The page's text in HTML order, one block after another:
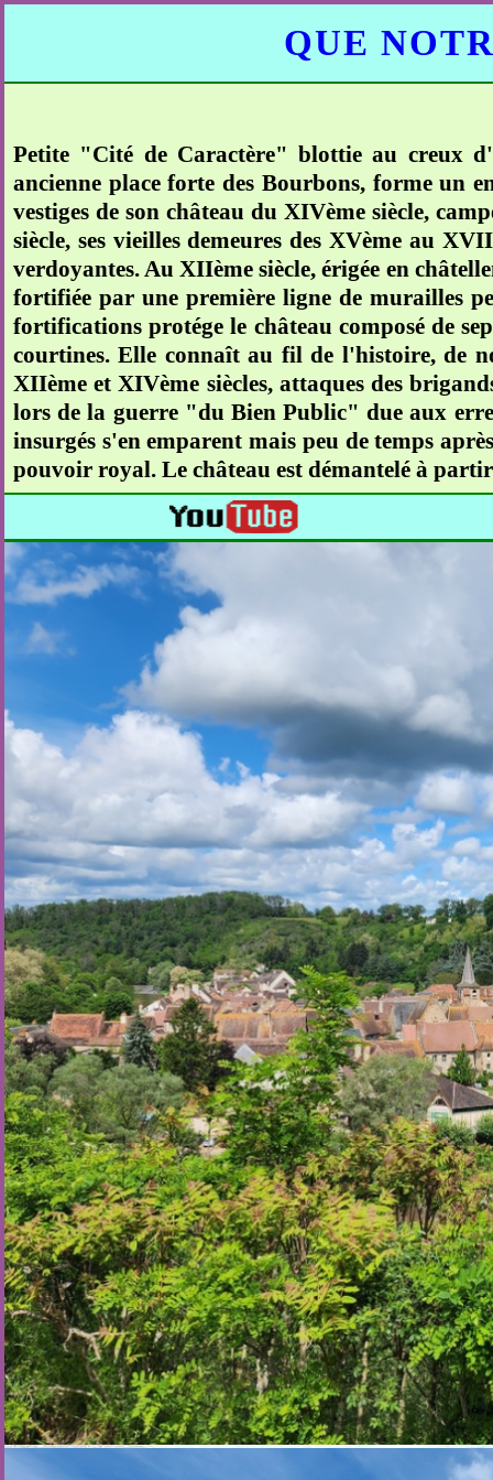
QUE
Petite "Cité de Caractère" blottie au creux
ancienne place forte des Bourbons, forme un
vestiges de son château du XIVème siècle,
siècle, ses vieilles demeures des XVème au
verdoyantes. Au XIIème siècle, érigée en
fortifiée par une première ligne de murailles
fortifications protége le château composé de
courtines. Elle connaît au fil de l'histoire, de
XIIème et XIVème siècles, attaques des
lors de la guerre "du Bien Public" due aux
insurgés s'en emparent mais peu de temps
pouvoir royal. Le château est démantelé à